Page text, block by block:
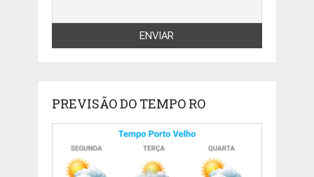
PREVISÃO DO TEMPO RO